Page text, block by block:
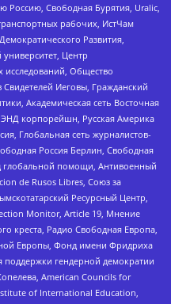
Россию, Свободная Бурятия, Uralic,
рабочих, ИстЧам
Развития,
Центр
исследований, Общество
Иеговы, Гражданский
Академическая сеть Восточная
корпорейшн, Русская Америка
Глобальная сеть журналистов-
Россия Берлин, Свободная
глобальной помощи, Антивоенный
de Rusos Libres, Союз за
Ресурсный Центр,
Monitor, Article 19, Мнение
креста, Радио Свободная Европа,
Европы, Фонд имени Фридриха
поддержки гендерной демократии
American Councils for
of International Education,